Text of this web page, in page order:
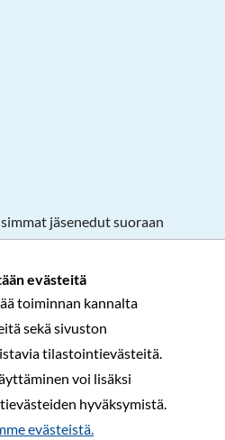
evästeitä
toiminnan kannalta
sekä sivuston
tilastointievästeitä.
voi lisäksi
hyväksymistä.
evästeistä.​​​​​​
jäsenedut suoraan
Sopimusehdot